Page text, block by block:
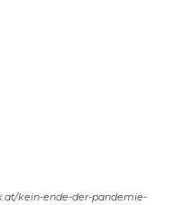
kein-ende-der-pandemie-